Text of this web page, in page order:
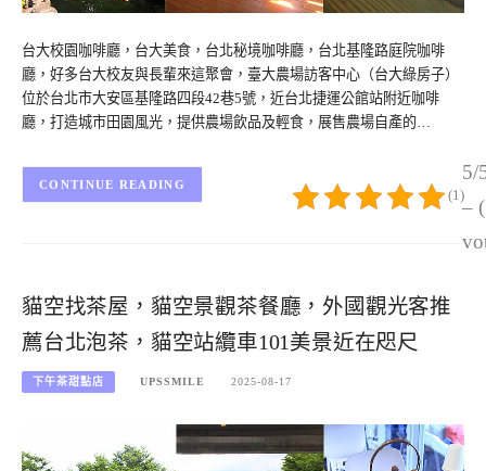
台大校園咖啡廳，台大美食，台北秘境咖啡廳，台北基隆路庭院咖啡
廳，好多台大校友與長輩來這聚會，臺大農場訪客中心（台大綠房子）
位於台北市大安區基隆路四段42巷5號，近台北捷運公館站附近咖啡
廳，打造城市田園風光，提供農場飲品及輕食，展售農場自產的…
5/
–
(1)
CONTINUE READING
貓空找茶屋，貓空景觀茶餐廳，外國觀光客推
薦台北泡茶，貓空站纜車101美景近在咫尺
下午茶甜點店 UPSSMILE 2025-08-17